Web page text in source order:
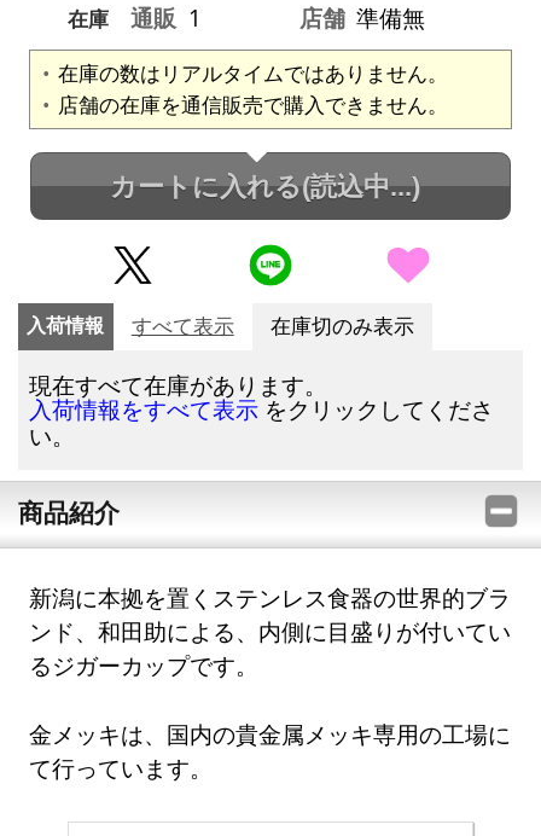
在庫
通販 1 店舗 準備無
在庫の数はリアルタイムではありません。
店舗の在庫を通信販売で購入できません。
カートに入れる(読込中...)
入荷情報 すべて表示 在庫切のみ表示
現在すべて在庫があります。
入荷情報をすべて表示 をクリックしてくださ
い。
商品紹介
新潟に本拠を置くステンレス食器の世界的ブラ
ンド、和田助による、内側に目盛りが付いてい
るジガーカップです。
金メッキは、国内の貴金属メッキ専用の工場に
て行っています。